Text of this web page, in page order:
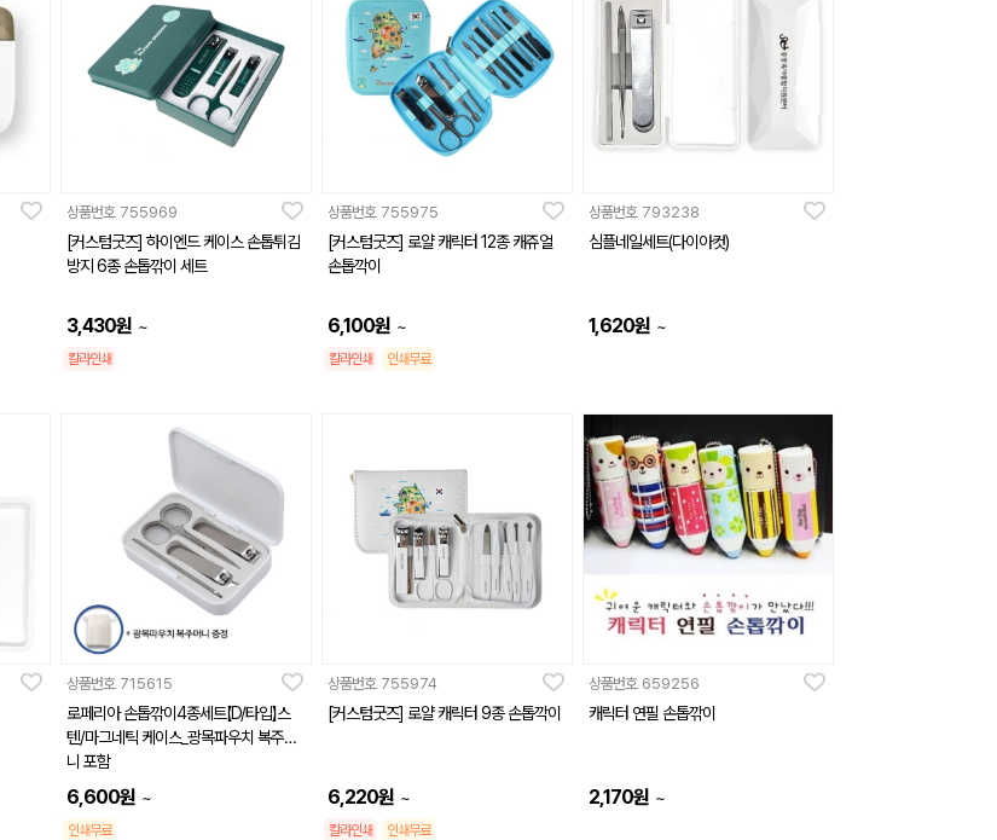
상품번호 755969
[커스텀굿즈] 하이엔드 케이스 손톱튀김
방지 6종 손톱깎이 세트
3,430원 ~
칼라인쇄
상품번호 755975
[커스텀굿즈] 로얄 캐릭터 12종 캐쥬얼
손톱깍이
6,100원 ~
칼라인쇄 인쇄무료
상품번호 793238
심플네일세트(다이아컷)
1,620원 ~
상품번호 715615
로페리아 손톱깎이4종세트【D/타입】스
텐/마그네틱 케이스_광목파우치 복주머
니 포함
6,600원 ~
인쇄무료
상품번호 755974
[커스텀굿즈] 로얄 캐릭터 9종 손톱깍이
6,220원 ~
칼라인쇄 인쇄무료
상품번호 659256
캐릭터 연필 손톱깎이
2,170원 ~